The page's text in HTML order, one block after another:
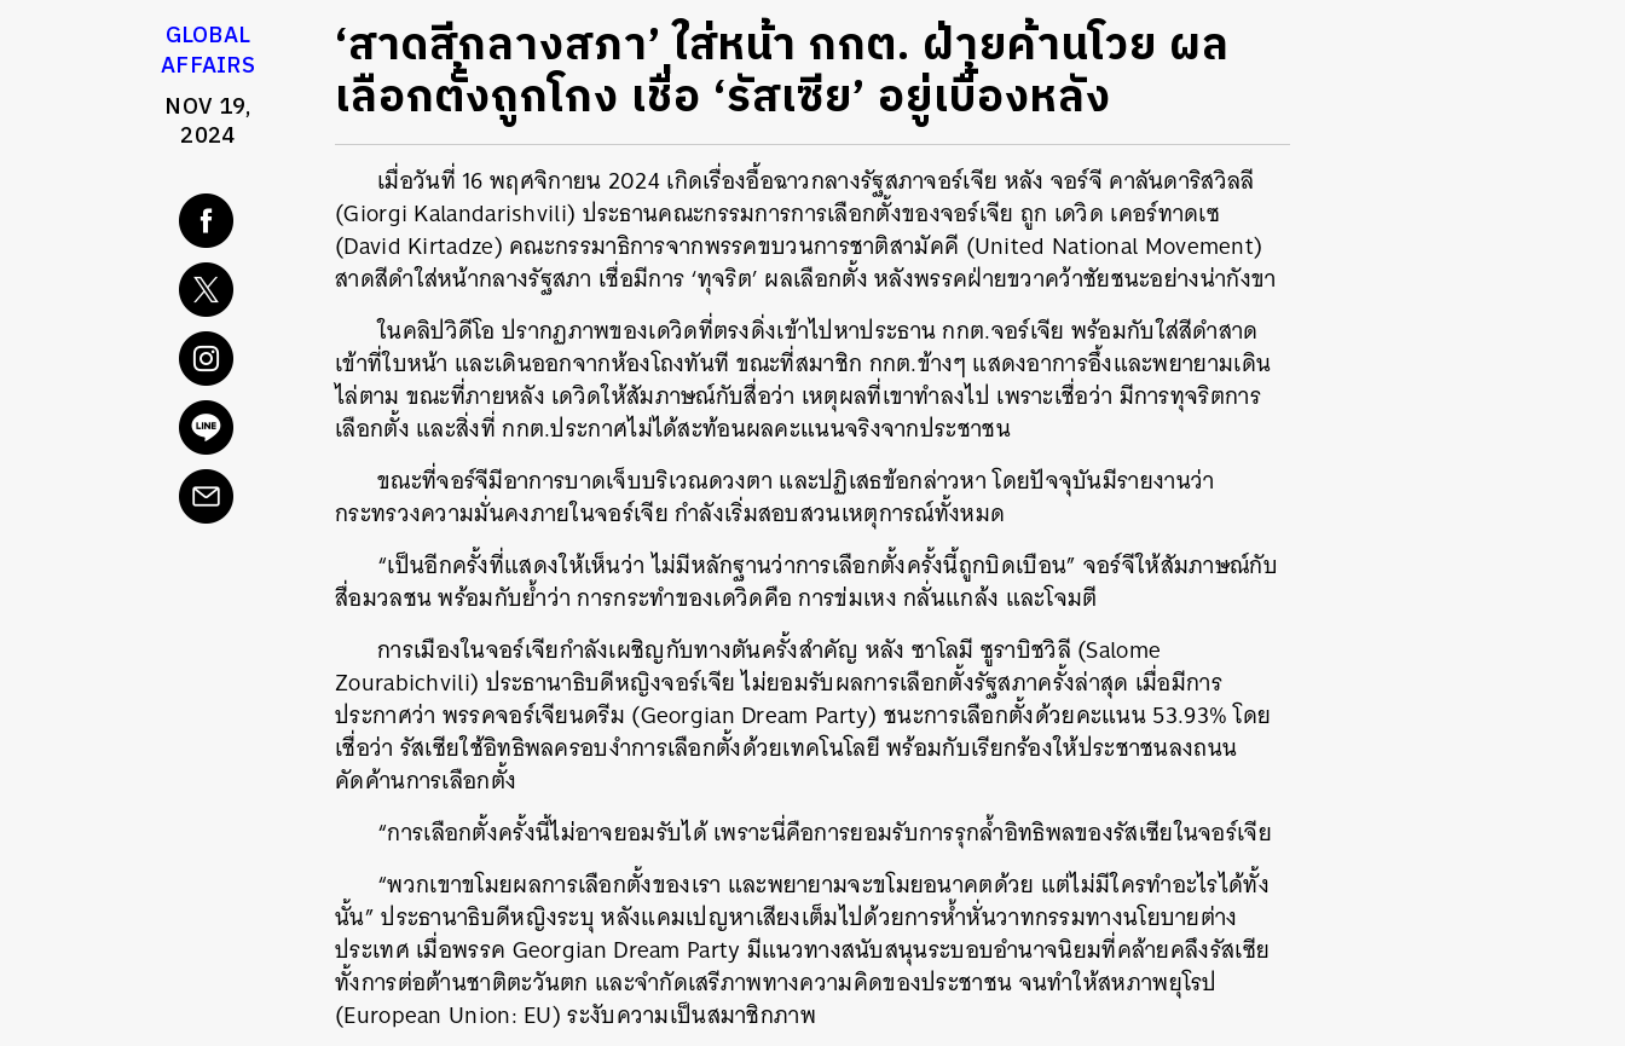
GLOBAL
AFFAIRS
NOV 19,
2024
‘สาดสีกลางสภา’ ใ่ส่หน้า กกต. ฝ่ายค้านโวย ผล
เลือกตั้งถูกโกง เชื่อ ‘รัสเซีย’ อยู่เบื้องหลัง
เมื่อวันที่ 16 พฤศจิกายน 2024 เกิดเรื่องอื้อฉาวกลางรัฐสภาจอร์เจีย หลัง จอร์จี คาลันดาริสวิลลี
(Giorgi Kalandarishvili) ประธานคณะกรรมการการเลือกตั้งของจอร์เจีย ถูก เดวิด เคอร์ทาดเซ
(David Kirtadze) คณะกรรมาธิการจากพรรคขบวนการชาติสามัคคี (United National Movement)
สาดสีดำใส่หน้ากลางรัฐสภา เชื่อมีการ ‘ทุจริต’ ผลเลือกตั้ง หลังพรรคฝ่ายขวาคว้าชัยชนะอย่างน่ากังขา
ในคลิปวิดีโอ ปรากฏภาพของเดวิดที่ตรงดิ่งเข้าไปหาประธาน กกต.จอร์เจีย พร้อมกับใส่สีดำสาด
เข้าที่ใบหน้า และเดินออกจากห้องโถงทันที ขณะที่สมาชิก กกต.ข้างๆ แสดงอาการอึ้งและพยายามเดิน
ไล่ตาม ขณะที่ภายหลัง เดวิดให้สัมภาษณ์กับสื่อว่า เหตุผลที่เขาทำลงไป เพราะเชื่อว่า มีการทุจริตการ
เลือกตั้ง และสิ่งที่ กกต.ประกาศไม่ได้สะท้อนผลคะแนนจริงจากประชาชน
ขณะที่จอร์จีมีอาการบาดเจ็บบริเวณดวงตา และปฏิเสธข้อกล่าวหา โดยปัจจุบันมีรายงานว่า
กระทรวงความมั่นคงภายในจอร์เจีย กำลังเริ่มสอบสวนเหตุการณ์ทั้งหมด
“เป็นอีกครั้งที่แสดงให้เห็นว่า ไม่มีหลักฐานว่าการเลือกตั้งครั้งนี้ถูกบิดเบือน” จอร์จีให้สัมภาษณ์กับ
สื่อมวลชน พร้อมกับย้ำว่า การกระทำของเดวิดคือ การข่มเหง กลั่นแกล้ง และโจมตี
การเมืองในจอร์เจียกำลังเผชิญกับทางตันครั้งสำคัญ หลัง ซาโลมี ซูราบิชวิลี (Salome
Zourabichvili) ประธานาธิบดีหญิงจอร์เจีย ไม่ยอมรับผลการเลือกตั้งรัฐสภาครั้งล่าสุด เมื่อมีการ
ประกาศว่า พรรคจอร์เจียนดรีม (Georgian Dream Party) ชนะการเลือกตั้งด้วยคะแนน 53.93% โดย
เชื่อว่า รัสเซียใช้อิทธิพลครอบงำการเลือกตั้งด้วยเทคโนโลยี พร้อมกับเรียกร้องให้ประชาชนลงถนน
คัดค้านการเลือกตั้ง
“การเลือกตั้งครั้งนี้ไม่อาจยอมรับได้ เพราะนี่คือการยอมรับการรุกล้ำอิทธิพลของรัสเซียในจอร์เจีย
“พวกเขาขโมยผลการเลือกตั้งของเรา และพยายามจะขโมยอนาคตด้วย แต่ไม่มีใครทำอะไรได้ทั้ง
นั้น” ประธานาธิบดีหญิงระบุ หลังแคมเปญหาเสียงเต็มไปด้วยการห้ำหั่นวาทกรรมทางนโยบายต่าง
ประเทศ เมื่อพรรค Georgian Dream Party มีแนวทางสนับสนุนระบอบอำนาจนิยมที่คล้ายคลึงรัสเซีย
ทั้งการต่อต้านชาติตะวันตก และจำกัดเสรีภาพทางความคิดของประชาชน จนทำให้สหภาพยุโรป
(European Union: EU) ระงับความเป็นสมาชิกภาพ
ค้นหา
SHARE TWEET LINE EMAIL